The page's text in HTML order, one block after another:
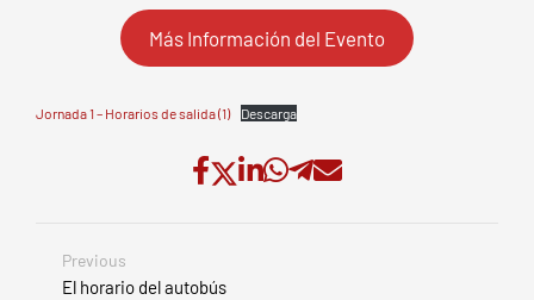
Más Información del Evento
Jornada 1 – Horarios de salida (1) Descarga
Previous
El horario del autobús